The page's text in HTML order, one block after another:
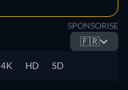
SPONSORISE
🇫🇷
4K HD SD